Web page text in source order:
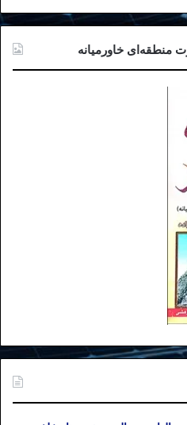
یعنی در دفاع از
آمریکا قرار دهد.
جمهوری اسلامی این
اروپا را
مقابل آمریکا کند.
که اروپا مایل به
سوی دیگر، خارج شدن
که آمریکا
اروپا سازگار
اگر جمهوری اسلامی
(عدم پایبندی به
درصدی اورانیوم) مایل به
اتحادیه نیز از آن
تهران کلید بخورد،‌
و آمریکا به‌طور
بود که با احاله
سازمان ملل، تهران
منطقه‌ای خاورمیانه